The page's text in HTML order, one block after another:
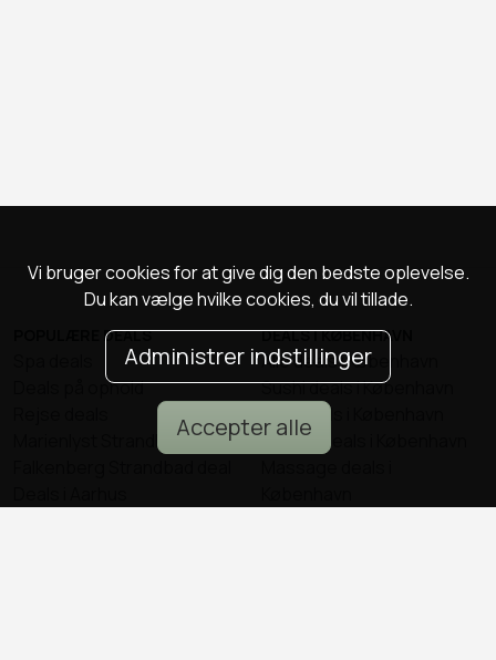
Vi bruger cookies for at give dig den bedste oplevelse.
Du kan vælge hvilke cookies, du vil tillade.
Administrer indstillinger
Accepter alle
POPULÆRE DEALS
Deals på ophold
Marienlyst Strandhotel deal
DEALS I KØBENHAVN
Alle deals i København
Sushi deals i København
Mad deals i København
Brunch deals i København